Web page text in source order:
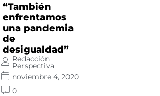
“También
enfrentamos
una pandemia
de
desigualdad”
Redacción
Perspectiva
noviembre 4, 2020
0